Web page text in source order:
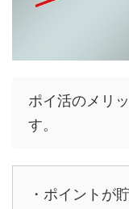
ポイ活のメリ
す。
・ポイントが